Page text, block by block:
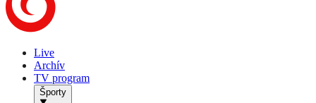
Live
Archív
TV program
Športy